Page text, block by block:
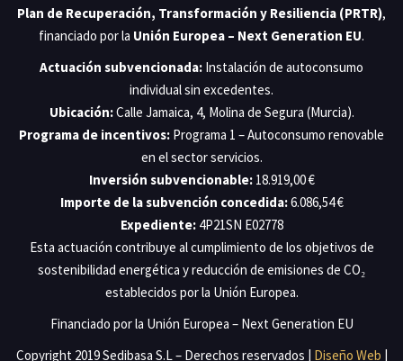
Plan de Recuperación, Transformación y Resiliencia (PRTR),
financiado por la Unión Europea – Next Generation EU.
Actuación subvencionada: Instalación de autoconsumo
individual sin excedentes.
Ubicación:Calle Jamaica, 4, Molina de Segura (Murcia).
Programa de incentivos: Programa 1 – Autoconsumo renovable
en el sector servicios.
Inversión subvencionable:18.919,00 €
Importe de la subvención concedida:6.086,54 €
Expediente:4P21SN E02778
Esta actuación contribuye al cumplimiento de los objetivos de
sostenibilidad energética y reducción de emisiones de CO₂
establecidos por la Unión Europea.
Financiado por la Unión Europea – Next Generation EU
Copyright 2019 Sedibasa S.L – Derechos reservados | Diseño Web |